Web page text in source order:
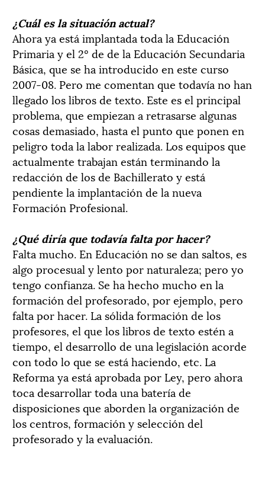
¿Cuál es la situación actual?
Ahora ya está implantada toda la Educación
Primaria y el 2º de de la Educación Secundaria
Básica, que se ha introducido en este curso
2007-08. Pero me comentan que todavía no han
llegado los libros de texto. Este es el principal
problema, que empiezan a retrasarse algunas
cosas demasiado, hasta el punto que ponen en
peligro toda la labor realizada. Los equipos que
actualmente trabajan están terminando la
redacción de los de Bachillerato y está
pendiente la implantación de la nueva
Formación Profesional.
¿Qué diría que todavía falta por hacer?
Falta mucho. En Educación no se dan saltos, es
algo procesual y lento por naturaleza; pero yo
tengo confianza. Se ha hecho mucho en la
formación del profesorado, por ejemplo, pero
falta por hacer. La sólida formación de los
profesores, el que los libros de texto estén a
tiempo, el desarrollo de una legislación acorde
con todo lo que se está haciendo, etc. La
Reforma ya está aprobada por Ley, pero ahora
toca desarrollar toda una batería de
disposiciones que aborden la organización de
los centros, formación y selección del
profesorado y la evaluación.